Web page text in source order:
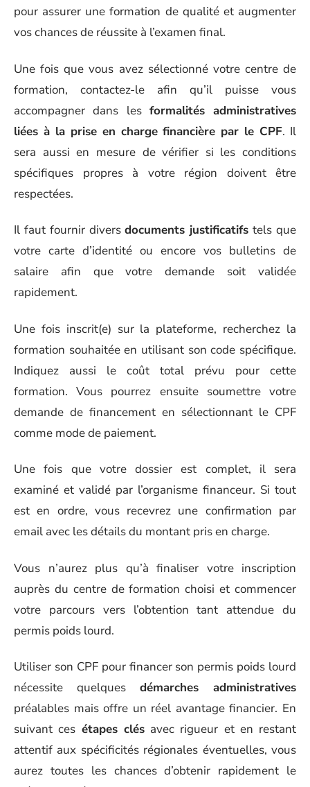
pour assurer une formation de qualité et augmenter
vos chances de réussite à l’examen final.
Une fois que vous avez sélectionné votre centre de
formation, contactez-le afin qu’il puisse vous
accompagner dans les formalités administratives
liées à la prise en charge financière par le CPF. Il
sera aussi en mesure de vérifier si les conditions
spécifiques propres à votre région doivent être
respectées.
Il faut fournir diversdocuments justificatifs tels que
votre carte d’identité ou encore vos bulletins de
salaire afin que votre demande soit validée
rapidement.
Une fois inscrit(e) sur la plateforme, recherchez la
formation souhaitée en utilisant son code spécifique.
Indiquez aussi le coût total prévu pour cette
formation. Vous pourrez ensuite soumettre votre
demande de financement en sélectionnant le CPF
comme mode de paiement.
Une fois que votre dossier est complet, il sera
examiné et validé par l’organisme financeur. Si tout
est en ordre, vous recevrez une confirmation par
email avec les détails du montant pris en charge.
Vous n’aurez plus qu’à finaliser votre inscription
auprès du centre de formation choisi et commencer
votre parcours vers l’obtention tant attendue du
permis poids lourd.
Utiliser son CPF pour financer son permis poids lourd
nécessite quelques démarches administratives
préalables mais offre un réel avantage financier. En
suivant ces étapes clésavec rigueur et en restant
attentif aux spécificités régionales éventuelles, vous
aurez toutes les chances d’obtenir rapidement le